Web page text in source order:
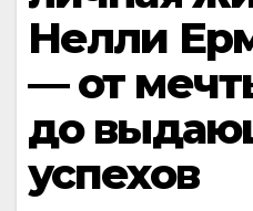
Нелли
— от
до
успехов